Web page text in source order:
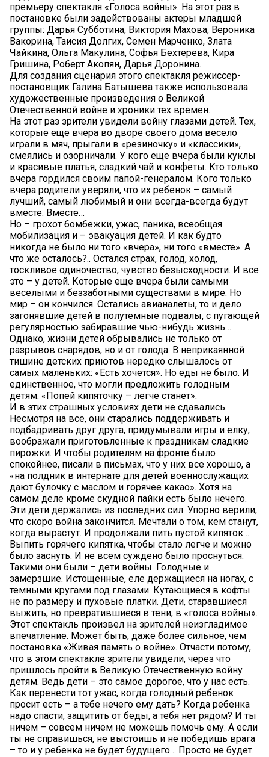
премьеру спектакля «Голоса войны». На этот раз в
постановке были задействованы актеры младшей
группы: Дарья Субботина, Виктория Махова, Вероника
Вакорина, Таисия Долгих, Семен Марченко, Злата
Чайкина, Ольга Макулина, Софья Бехтерева, Кира
Гришина, Роберт Акопян, Дарья Доронина.
Для создания сценария этого спектакля режиссер-
постановщик Галина Батышева также использовала
художественные произведения о Великой
Отечественной войне и хроники тех времен.
На этот раз зрители увидели войну глазами детей. Тех,
которые еще вчера во дворе своего дома весело
играли в мяч, прыгали в «резиночку» и «классики»,
смеялись и озорничали. У кого еще вчера были куклы
и красивые платья, сладкий чай и конфеты. Кто только
вчера гордился своим папой-генералом. Кого только
вчера родители уверяли, что их ребенок – самый
лучший, самый любимый и они всегда-всегда будут
вместе. Вместе…
Но – грохот бомбежки, ужас, паника, всеобщая
мобилизация и – эвакуация детей. И как будто
никогда не было ни того «вчера», ни того «вместе». А
что же осталось?.. Остался страх, голод, холод,
тоскливое одиночество, чувство безысходности. И все
это – у детей. Которые еще вчера были самыми
веселыми и беззаботными существами в мире. Но
мир – он кончился. Остались авианалеты, то и дело
загонявшие детей в полутемные подвалы, с пугающей
регулярностью забиравшие чью-нибудь жизнь…
Однако, жизни детей обрывались не только от
разрывов снарядов, но и от голода. В неприкаянной
тишине детских приютов нередко слышалось от
самых маленьких: «Есть хочется». Но еды не было. И
единственное, что могли предложить голодным
детям: «Попей кипяточку – легче станет».
И в этих страшных условиях дети не сдавались.
Несмотря на все, они старались поддерживать и
подбадривать друг друга, придумывали игры и елку,
воображали приготовленные к праздникам сладкие
пирожки. И чтобы родителям на фронте было
спокойнее, писали в письмах, что у них все хорошо, а
«на полдник в интернате для детей военнослужащих
дают булочку с маслом и горячее какао». Хотя на
самом деле кроме скудной пайки есть было нечего.
Эти дети держались из последних сил. Упорно верили,
что скоро война закончится. Мечтали о том, кем станут,
когда вырастут. И продолжали пить пустой кипяток…
Выпить горячего кипятка, чтобы стало легче и можно
было заснуть. И не всем суждено было проснуться.
Такими они были – дети войны. Голодные и
замерзшие. Истощенные, еле держащиеся на ногах, с
темными кругами под глазами. Кутающиеся в кофты
не по размеру и пуховые платки. Дети, старавшиеся
выжить, но превратившиеся в тени, в «голоса войны».
Этот спектакль произвел на зрителей неизгладимое
впечатление. Может быть, даже более сильное, чем
постановка «Живая память о войне». Отчасти потому,
что в этом спектакле зрители увидели, через что
пришлось пройти в Великую Отечественную войну
детям. Ведь дети – это самое дорогое, что у нас есть.
Как перенести тот ужас, когда голодный ребенок
просит есть – а тебе нечего ему дать? Когда ребенка
надо спасти, защитить от беды, а тебя нет рядом? И ты
ничем – совсем ничем не можешь помочь ему. А если
ты не справишься, не выстоишь и не победишь врага
– то и у ребенка не будет будущего… Просто не будет.